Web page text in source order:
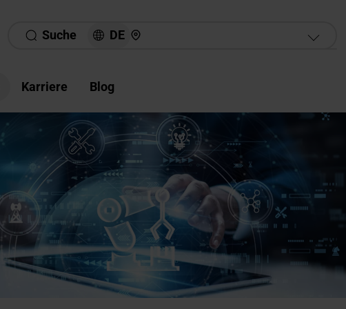
Suche DE Hier finden Sie uns
Karriere Blog